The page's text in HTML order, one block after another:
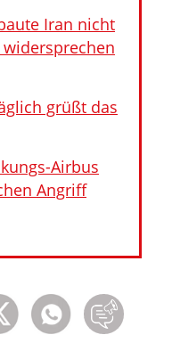
Iran nicht
grüßt das
Airbus
Angriff